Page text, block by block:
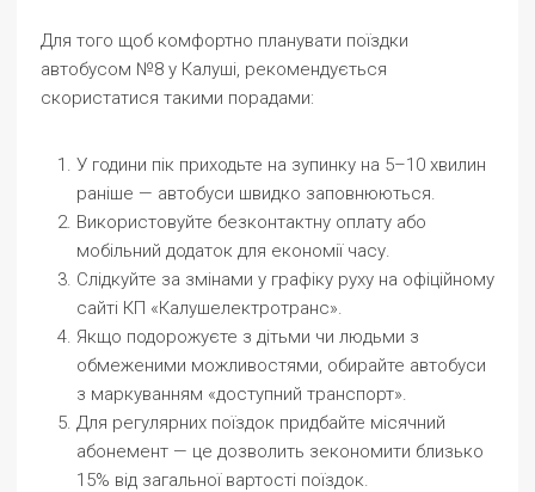
Для того щоб комфортно планувати поїздки
автобусом №8 у Калуші, рекомендується
скористатися такими порадами:
У години пік приходьте на зупинку на 5–10 хвилин
раніше — автобуси швидко заповнюються.
Використовуйте безконтактну оплату або
мобільний додаток для економії часу.
Слідкуйте за змінами у графіку руху на офіційному
сайті КП «Калушелектротранс».
Якщо подорожуєте з дітьми чи людьми з
обмеженими можливостями, обирайте автобуси
з маркуванням «доступний транспорт».
Для регулярних поїздок придбайте місячний
абонемент — це дозволить зекономити близько
15% від загальної вартості поїздок.